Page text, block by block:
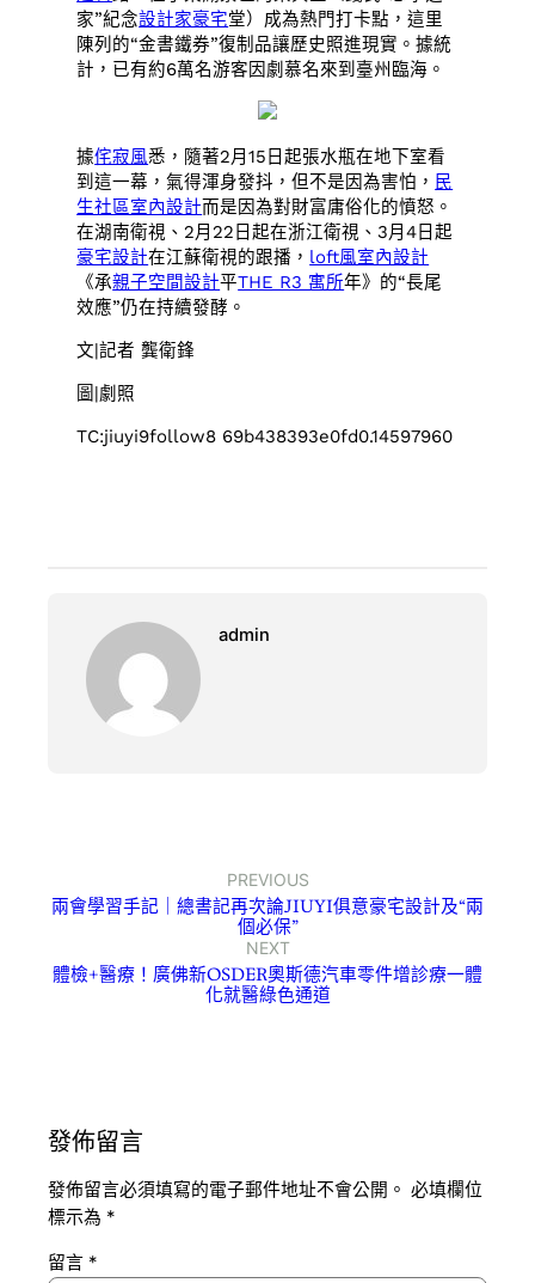
家”紀念設計家豪宅堂）成為熱門打卡點，這里
陳列的“金書鐵券”復制品讓歷史照進現實。據統
計，已有約6萬名游客因劇慕名來到臺州臨海。
據侘寂風悉，隨著2月15日起張水瓶在地下室看
到這一幕，氣得渾身發抖，但不是因為害怕， 民
生社區室內設計而是因為對財富庸俗化的憤怒。
在湖南衛視、2月22日起在浙江衛視、3月4日起
豪宅設計在江蘇衛視的跟播， loft風室內設計
《承親子空間設計平THE R3 寓所年》的“長尾
效應”仍在持續發酵。
文|記者 龔衛鋒
圖|劇照
TC:jiuyi9follow8 69b438393e0fd0.14597960
admin
PREVIOUS
兩會學習手記｜總書記再次論JIUYI俱意豪宅設計及“兩
個必保”
NEXT
體檢+醫療！廣佛新OSDER奧斯德汽車零件增診療一體
化就醫綠色通道
發佈留言
發佈留言必須填寫的電子郵件地址不會公開。 必填欄位
標示為 *
留言 *